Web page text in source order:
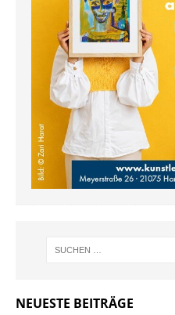
NEUESTE BEITRÄGE